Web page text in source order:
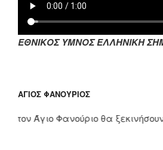
ΕΘΝΙΚΟΣ ΥΜΝΟΣ ΕΛΛΗΝΙΚΗ
ΆΓΙΟΣ ΦΑΝΟΎΡΙΟΣ
Άγιο Φανούριο θα ξεκινήσουν